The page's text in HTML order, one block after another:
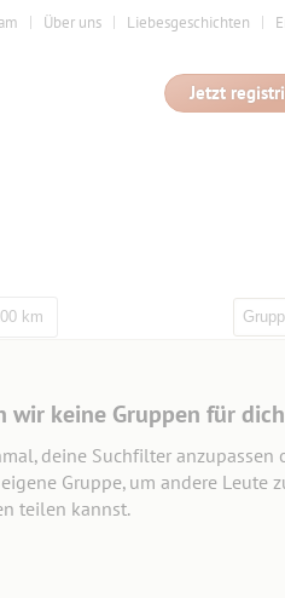
Über uns Liebesgeschichten
Jetzt
km
wir keine Gruppen für
deine Suchfilter anzupassen
Gruppe, um andere Leute
teilen kannst.